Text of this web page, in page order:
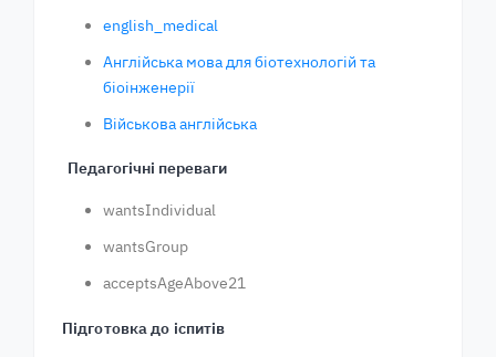
english_medical
Англійська мова для біотехнологій та
біоінженерії
Військова англійська
Педагогічні переваги
wantsIndividual
wantsGroup
acceptsAgeAbove21
Підготовка до іспитів